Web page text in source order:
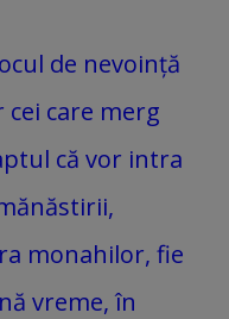
de nevoință
cei care merg
că vor intra
monahilor, fie
vreme, în